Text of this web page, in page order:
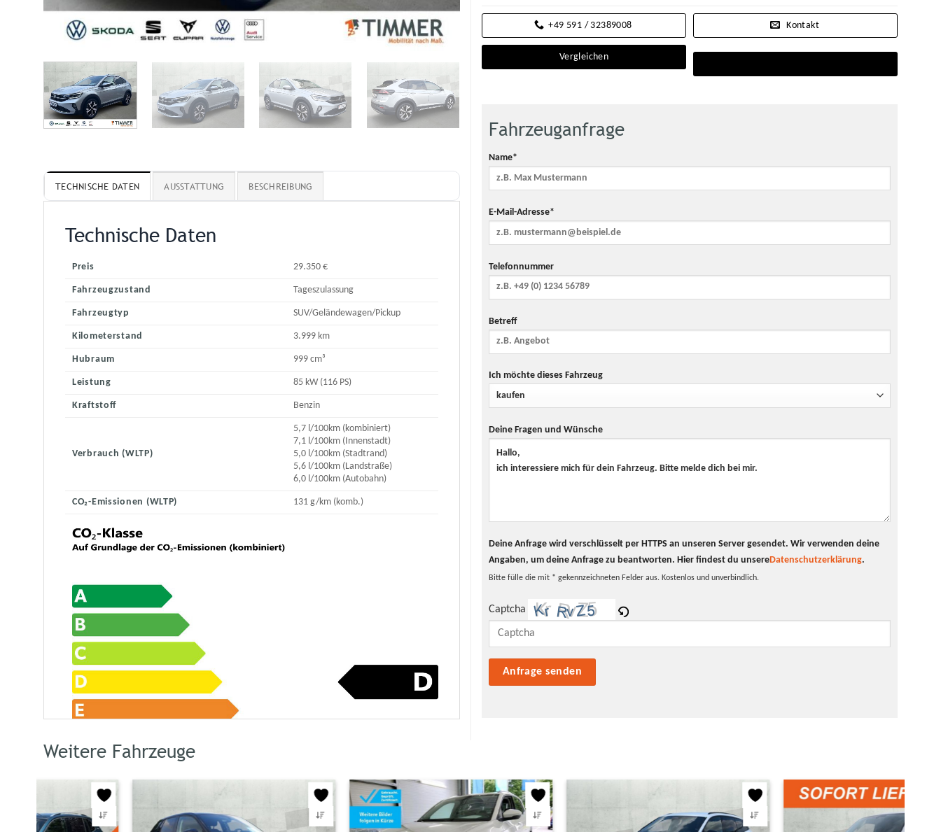
TECHNISCHE DATEN AUSSTATTUNG BESCHREIBUNG
Technische Daten
Preis 29.350 €
Fahrzeugzustand Tageszulassung
Fahrzeugtyp SUV/Geländewagen/Pickup
Kilometerstand 3.999 km
Hubraum 999 cm³
Leistung 85 kW (116 PS)
Kraftstoff Benzin
Verbrauch (WLTP)
5,7 l/100km (kombiniert)
7,1 l/100km (Innenstadt)
5,0 l/100km (Stadtrand)
5,6 l/100km (Landstraße)
6,0 l/100km (Autobahn)
CO₂-Emissionen (WLTP) 131 g/km (komb.)
Energiekosten bei 15.000 km
Jahresfahrleistung
1.642 €/Jahr
+49 591 / 32389008 Kontakt
Vergleichen
Fahrzeuganfrage
Name*
E-Mail-Adresse*
Telefonnummer
Betreff
Ich möchte dieses Fahrzeug
Deine Fragen und Wünsche
Deine Anfrage wird verschlüsselt per HTTPS an unseren Server gesendet. Wir verwenden deine
Angaben, um deine Anfrage zu beantworten. Hier findest du unsereDatenschutzerklärung.
Bitte fülle die mit * gekennzeichneten Felder aus. Kostenlos und unverbindlich.
Bitte lasse dieses Feld leer.
Captcha
Weitere Fahrzeuge